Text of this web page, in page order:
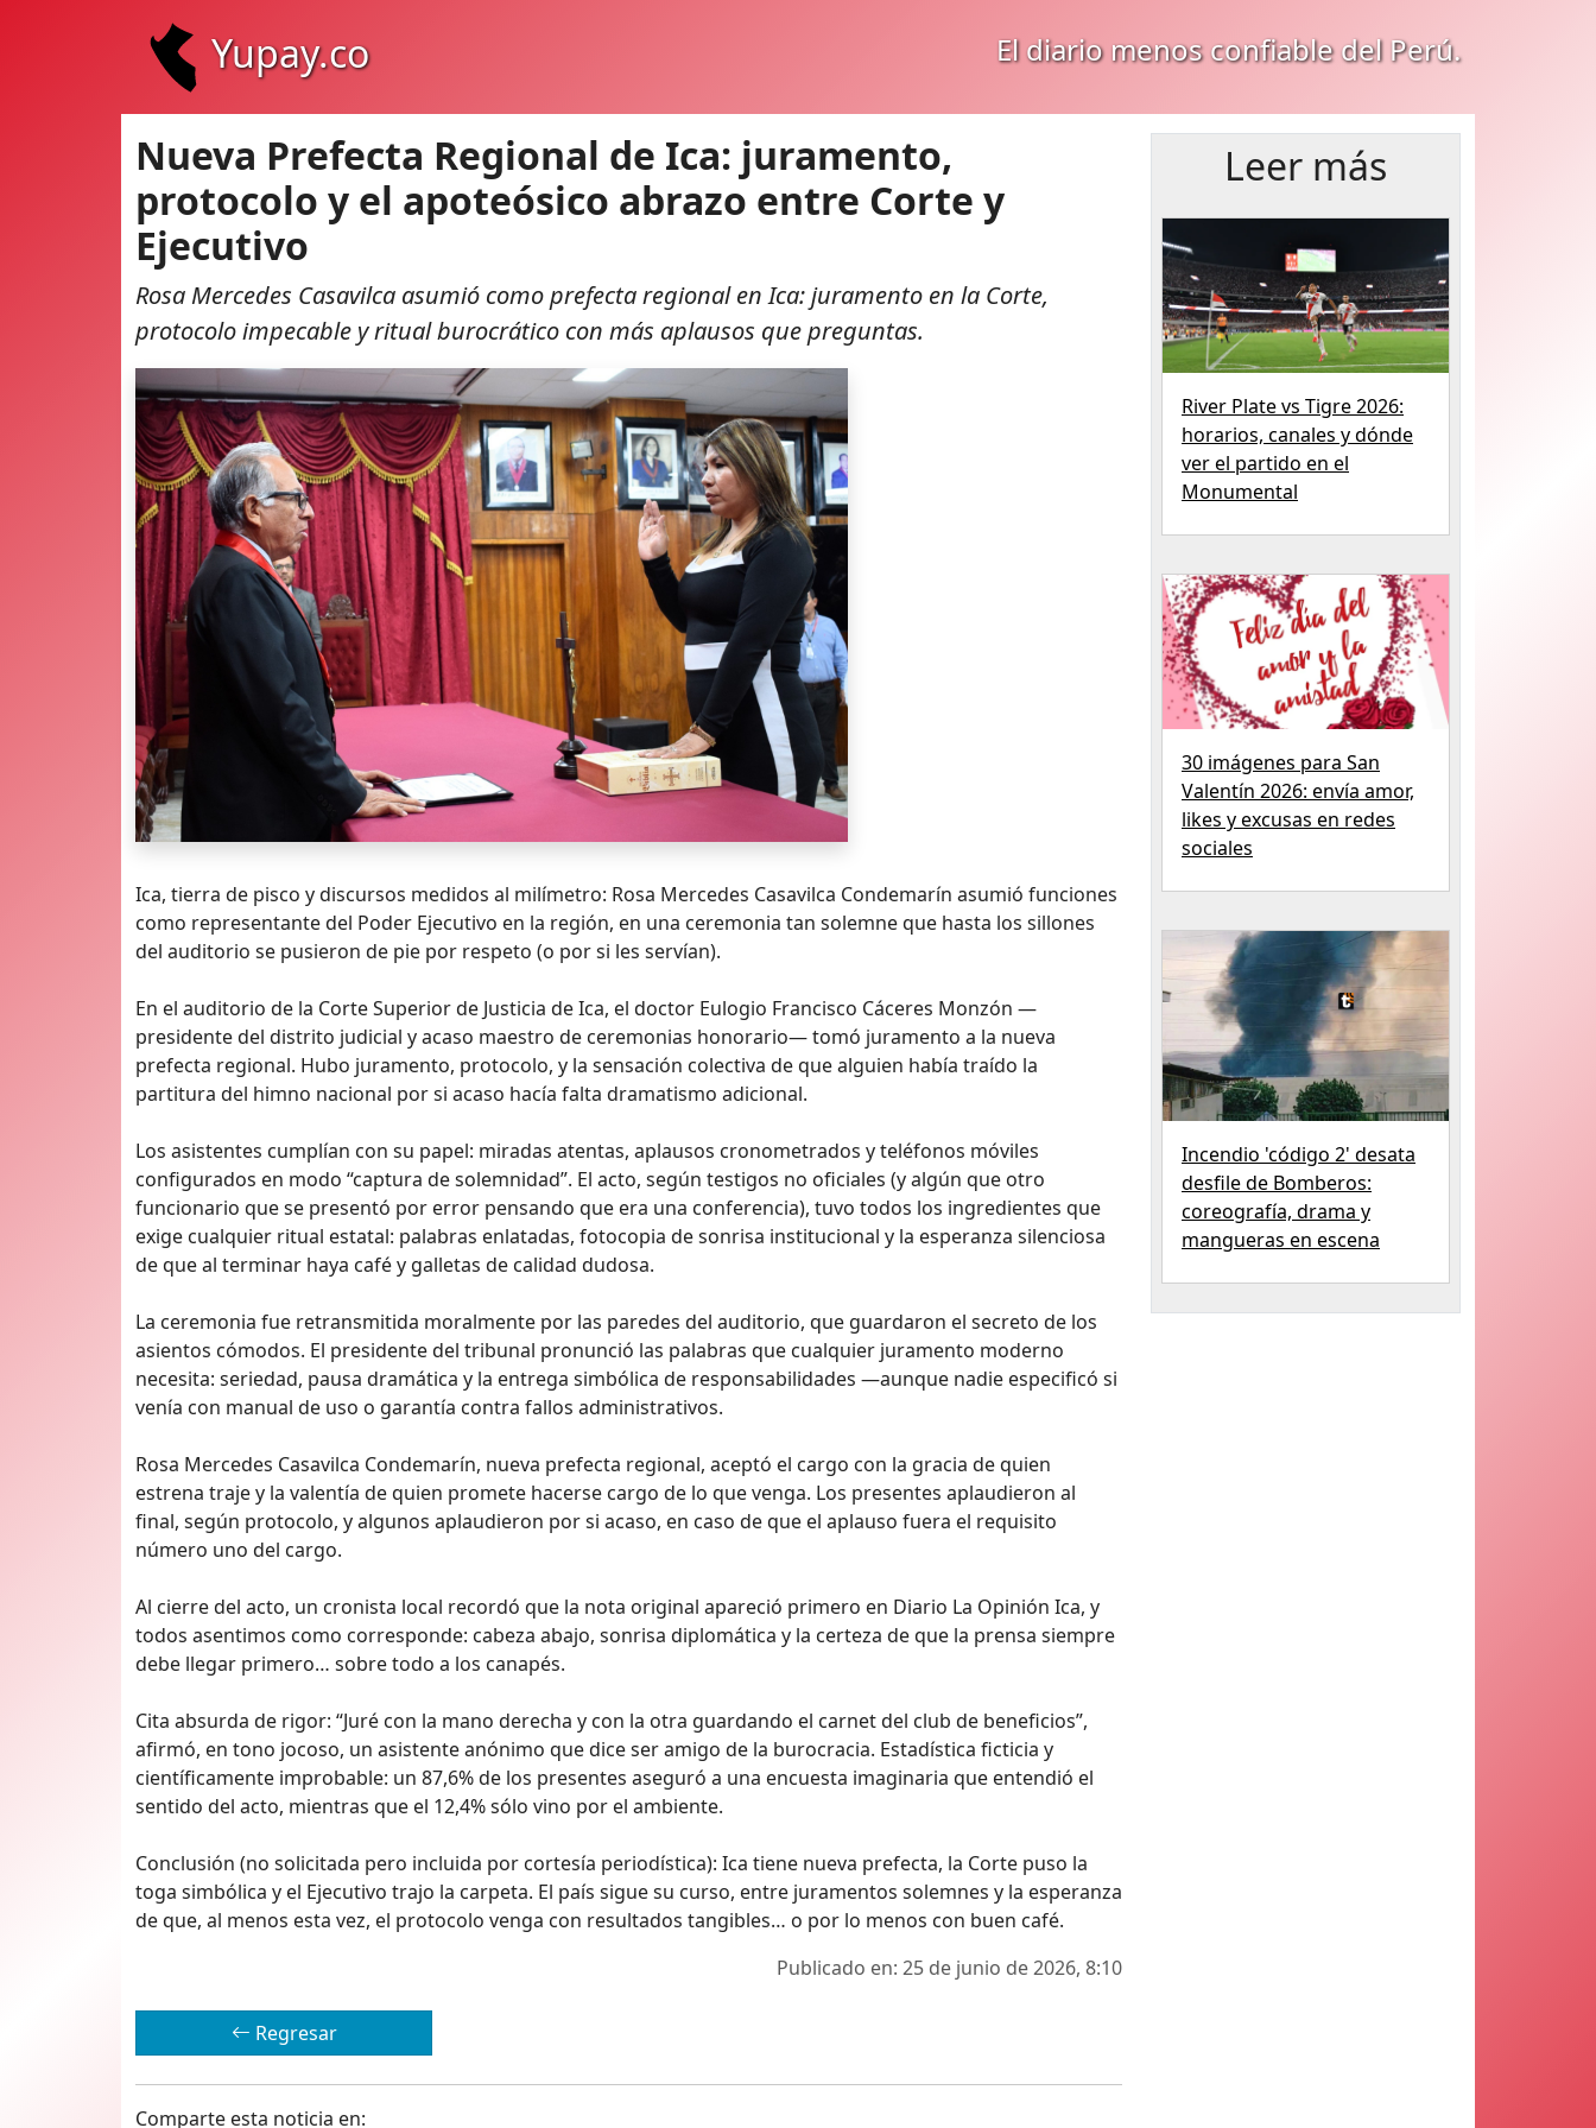
Yupay.co El diario menos confiable del Perú.
Nueva Prefecta Regional de Ica: juramento,
protocolo y el apoteósico abrazo entre Corte y
Ejecutivo
Rosa Mercedes Casavilca asumió como prefecta regional en Ica: juramento en la Corte,
protocolo impecable y ritual burocrático con más aplausos que preguntas.
Ica, tierra de pisco y discursos medidos al milímetro: Rosa Mercedes Casavilca Condemarín asumió funciones
como representante del Poder Ejecutivo en la región, en una ceremonia tan solemne que hasta los sillones
del auditorio se pusieron de pie por respeto (o por si les servían).
En el auditorio de la Corte Superior de Justicia de Ica, el doctor Eulogio Francisco Cáceres Monzón —
presidente del distrito judicial y acaso maestro de ceremonias honorario— tomó juramento a la nueva
prefecta regional. Hubo juramento, protocolo, y la sensación colectiva de que alguien había traído la
partitura del himno nacional por si acaso hacía falta dramatismo adicional.
Los asistentes cumplían con su papel: miradas atentas, aplausos cronometrados y teléfonos móviles
configurados en modo “captura de solemnidad”. El acto, según testigos no oficiales (y algún que otro
funcionario que se presentó por error pensando que era una conferencia), tuvo todos los ingredientes que
exige cualquier ritual estatal: palabras enlatadas, fotocopia de sonrisa institucional y la esperanza silenciosa
de que al terminar haya café y galletas de calidad dudosa.
La ceremonia fue retransmitida moralmente por las paredes del auditorio, que guardaron el secreto de los
asientos cómodos. El presidente del tribunal pronunció las palabras que cualquier juramento moderno
necesita: seriedad, pausa dramática y la entrega simbólica de responsabilidades —aunque nadie especificó si
venía con manual de uso o garantía contra fallos administrativos.
Rosa Mercedes Casavilca Condemarín, nueva prefecta regional, aceptó el cargo con la gracia de quien
estrena traje y la valentía de quien promete hacerse cargo de lo que venga. Los presentes aplaudieron al
final, según protocolo, y algunos aplaudieron por si acaso, en caso de que el aplauso fuera el requisito
número uno del cargo.
Al cierre del acto, un cronista local recordó que la nota original apareció primero en Diario La Opinión Ica, y
todos asentimos como corresponde: cabeza abajo, sonrisa diplomática y la certeza de que la prensa siempre
debe llegar primero… sobre todo a los canapés.
Cita absurda de rigor: “Juré con la mano derecha y con la otra guardando el carnet del club de beneficios”,
afirmó, en tono jocoso, un asistente anónimo que dice ser amigo de la burocracia. Estadística ficticia y
científicamente improbable: un 87,6% de los presentes aseguró a una encuesta imaginaria que entendió el
sentido del acto, mientras que el 12,4% sólo vino por el ambiente.
Conclusión (no solicitada pero incluida por cortesía periodística): Ica tiene nueva prefecta, la Corte puso la
toga simbólica y el Ejecutivo trajo la carpeta. El país sigue su curso, entre juramentos solemnes y la esperanza
de que, al menos esta vez, el protocolo venga con resultados tangibles… o por lo menos con buen café.
Publicado en: 25 de junio de 2026, 8:10
Regresar
Comparte esta noticia en:
Leer más
River Plate vs Tigre 2026:
horarios, canales y dónde
ver el partido en el
Monumental
30 imágenes para San
Valentín 2026: envía amor,
likes y excusas en redes
sociales
Incendio 'código 2' desata
desfile de Bomberos:
coreografía, drama y
mangueras en escena